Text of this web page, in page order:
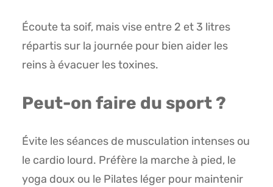
Écoute ta soif, mais vise entre 2 et 3 litres
répartis sur la journée pour bien aider les
reins à évacuer les toxines.
Peut-on faire du sport ?
Évite les séances de musculation intenses ou
le cardio lourd. Préfère la marche à pied, le
yoga doux ou le Pilates léger pour maintenir